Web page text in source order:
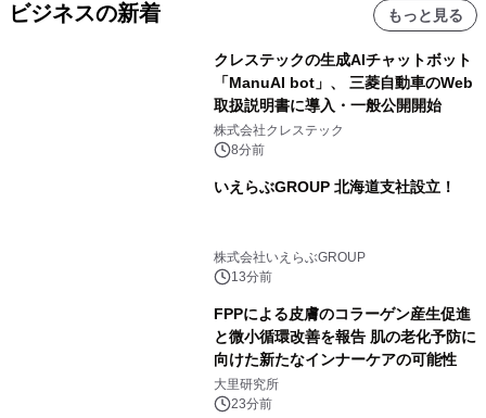
ビジネスの新着 もっと見る
クレステックの生成AIチャットボット
「ManuAI bot」、 三菱自動車のWeb
取扱説明書に導入・一般公開開始
株式会社クレステック
8分前
いえらぶGROUP 北海道支社設立！
株式会社いえらぶGROUP
13分前
FPPによる皮膚のコラーゲン産生促進
と微小循環改善を報告 肌の老化予防に
向けた新たなインナーケアの可能性
大里研究所
23分前